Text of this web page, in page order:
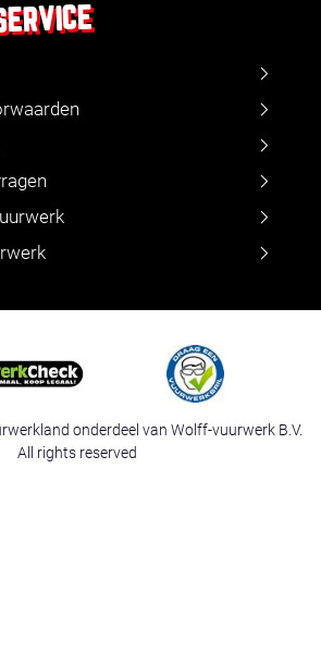
onderdeel van Wolff-vuurwerk B.V.
All rights reserved